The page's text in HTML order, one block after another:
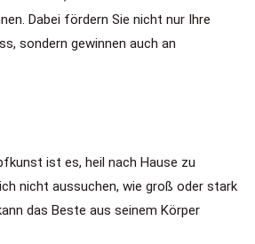
Dabei fördern Sie nicht nur Ihre
sondern gewinnen auch an
ist es, heil nach Hause zu
nicht aussuchen, wie groß oder stark
das Beste aus seinem Körper